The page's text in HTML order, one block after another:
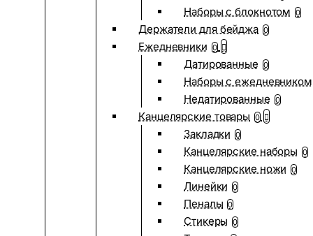
Наборы с блокнотом 0
Держатели для бейджа 0
Ежедневники 0
Датированные 0
Наборы с ежедневником
Недатированные 0
Канцелярские товары 0
Закладки 0
Канцелярские наборы 0
Канцелярские ножи 0
Линейки 0
Пеналы 0
Стикеры 0